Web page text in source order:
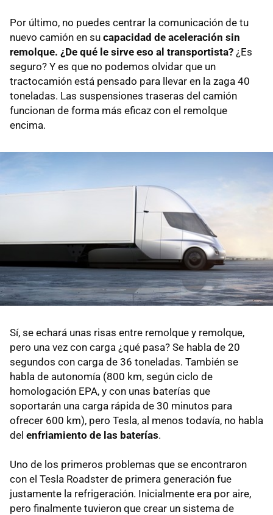
Por último, no puedes centrar la comunicación de tu
nuevo camión en su capacidad de aceleración sin
remolque. ¿De qué le sirve eso al transportista? ¿Es
seguro? Y es que no podemos olvidar que un
tractocamión está pensado para llevar en la zaga 40
toneladas. Las suspensiones traseras del camión
funcionan de forma más eficaz con el remolque
encima.
Sí, se echará unas risas entre remolque y remolque,
pero una vez con carga ¿qué pasa? Se habla de 20
segundos con carga de 36 toneladas. También se
habla de autonomía (800 km, según ciclo de
homologación EPA, y con unas baterías que
soportarán una carga rápida de 30 minutos para
ofrecer 600 km), pero Tesla, al menos todavía, no habla
del enfriamiento de las baterías.
Uno de los primeros problemas que se encontraron
con el Tesla Roadster de primera generación fue
justamente la refrigeración. Inicialmente era por aire,
pero finalmente tuvieron que crear un sistema de